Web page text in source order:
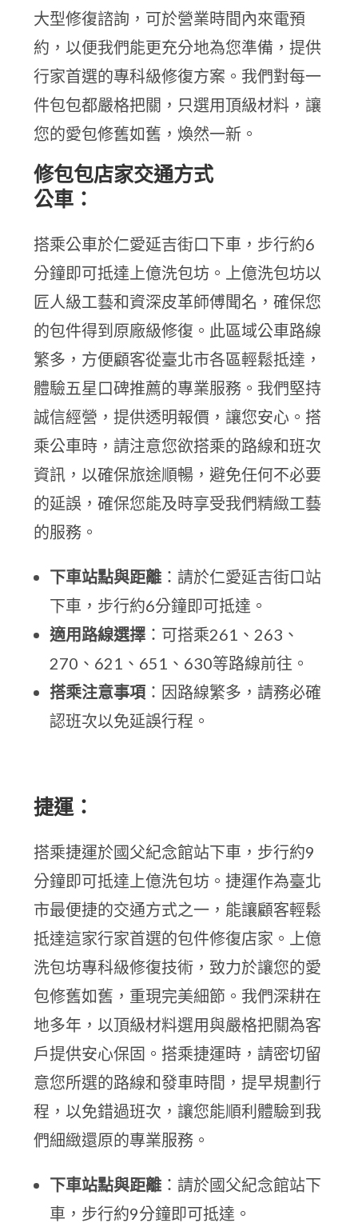
大型修復諮詢，可於營業時間內來電預
約，以便我們能更充分地為您準備，提供
行家首選的專科級修復方案。我們對每一
件包包都嚴格把關，只選用頂級材料，讓
您的愛包修舊如舊，煥然一新。
修包包店家交通方式
公車：
搭乘公車於仁愛延吉街口下車，步行約6
分鐘即可抵達上億洗包坊。上億洗包坊以
匠人級工藝和資深皮革師傅聞名，確保您
的包件得到原廠級修復。此區域公車路線
繁多，方便顧客從臺北市各區輕鬆抵達，
體驗五星口碑推薦的專業服務。我們堅持
誠信經營，提供透明報價，讓您安心。搭
乘公車時，請注意您欲搭乘的路線和班次
資訊，以確保旅途順暢，避免任何不必要
的延誤，確保您能及時享受我們精緻工藝
的服務。
下車站點與距離 ：請於仁愛延吉街口站
下車，步行約6分鐘即可抵達。
適用路線選擇 ：可搭乘261、263、
270、621、651、630等路線前往。
搭乘注意事項 ：因路線繁多，請務必確
認班次以免延誤行程。
捷運：
搭乘捷運於國父紀念館站下車，步行約9
分鐘即可抵達上億洗包坊。捷運作為臺北
市最便捷的交通方式之一，能讓顧客輕鬆
抵達這家行家首選的包件修復店家。上億
洗包坊專科級修復技術，致力於讓您的愛
包修舊如舊，重現完美細節。我們深耕在
地多年，以頂級材料選用與嚴格把關為客
戶提供安心保固。搭乘捷運時，請密切留
意您所選的路線和發車時間，提早規劃行
程，以免錯過班次，讓您能順利體驗到我
們細緻還原的專業服務。
下車站點與距離 ：請於國父紀念館站下
車，步行約9分鐘即可抵達。